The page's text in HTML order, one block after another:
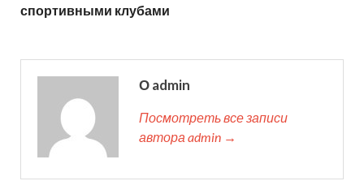
спортивными клубами
О admin
Посмотреть все записи
автора admin →